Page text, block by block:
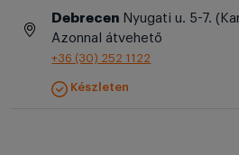
Debrecen Nyugati u. 5-7.
Azonnal átvehető
+36 (30) 252 1122
Készleten